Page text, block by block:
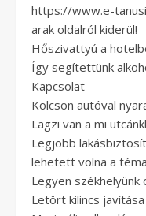
https://www.e-
arak oldalról kiderül!
Hőszivattyú a
Így segítettünk
Kapcsolat
Kölcsön autóval
Lagzi van a mi
Legjobb
lehetett volna a
Legyen székhelyünk
Letört kilincs